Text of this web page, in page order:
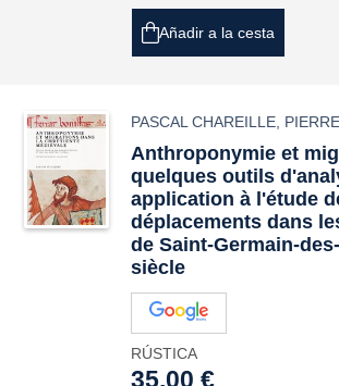
Añadir a la cesta
PASCAL CHAREILLE
Anthroponymie et
quelques outils
application à l'étude
déplacements dans
de Saint-Germain-
siècle
RÚSTICA
35,00 €